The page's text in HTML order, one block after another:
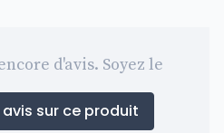
d'avis. Soyez le
sur ce produit